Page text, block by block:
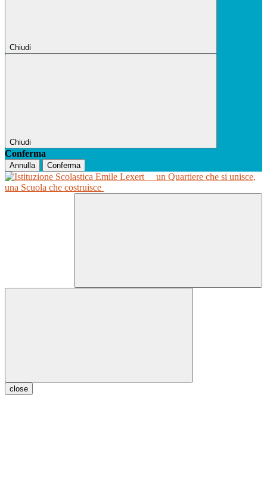
Chiudi
Chiudi
Conferma
Annulla Conferma
un Quartiere che si unisce,
una Scuola che costruisce
close